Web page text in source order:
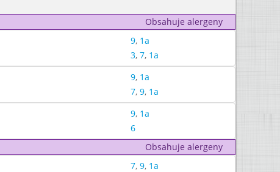
Obsahuje alergeny
9, 1a
3, 7, 1a
9, 1a
7, 9, 1a
9, 1a
6
Obsahuje alergeny
7, 9, 1a